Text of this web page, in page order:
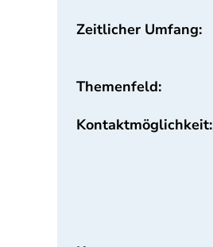
Zeitlicher Umfang:
Themenfeld:
Kontaktmöglichkeit: